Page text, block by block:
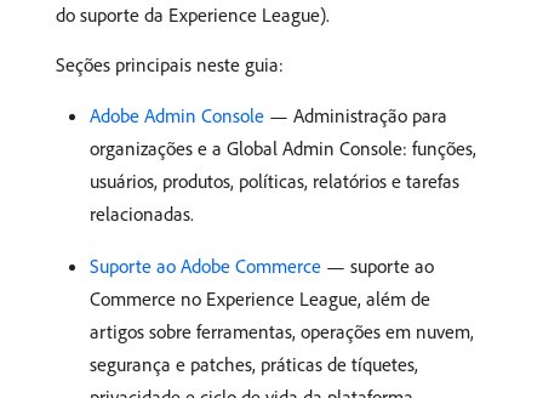
do suporte da Experience League).
Seções principais neste guia:
Adobe Admin Console — Administração para
organizações e a Global Admin Console: funções,
usuários, produtos, políticas, relatórios e tarefas
relacionadas.
Suporte ao Adobe Commerce — suporte ao
Commerce no Experience League, além de
artigos sobre ferramentas, operações em nuvem,
segurança e patches, práticas de tíquetes,